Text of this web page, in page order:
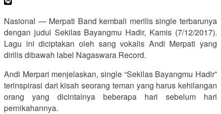
Nasional — Merpati Band kembali merilis single terbarunya
dengan judul Sekilas Bayangmu Hadir, Kamis (7/12/2017).
Lagu ini diciptakan oleh sang vokalis Andi Merpati yang
dirilis dibawah label Nagaswara Record.
Andi Merpari menjelaskan, single “Sekilas Bayangmu Hadir”
terinspirasi dari kisah seorang teman yang harus kehilangan
orang yang dicintainya beberapa hari sebelum hari
pernikahannya.